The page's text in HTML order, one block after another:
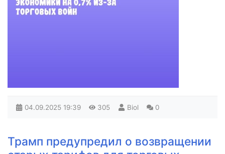
04.09.2025 19:39 305 Biol 0
Трамп предупредил о возвращении